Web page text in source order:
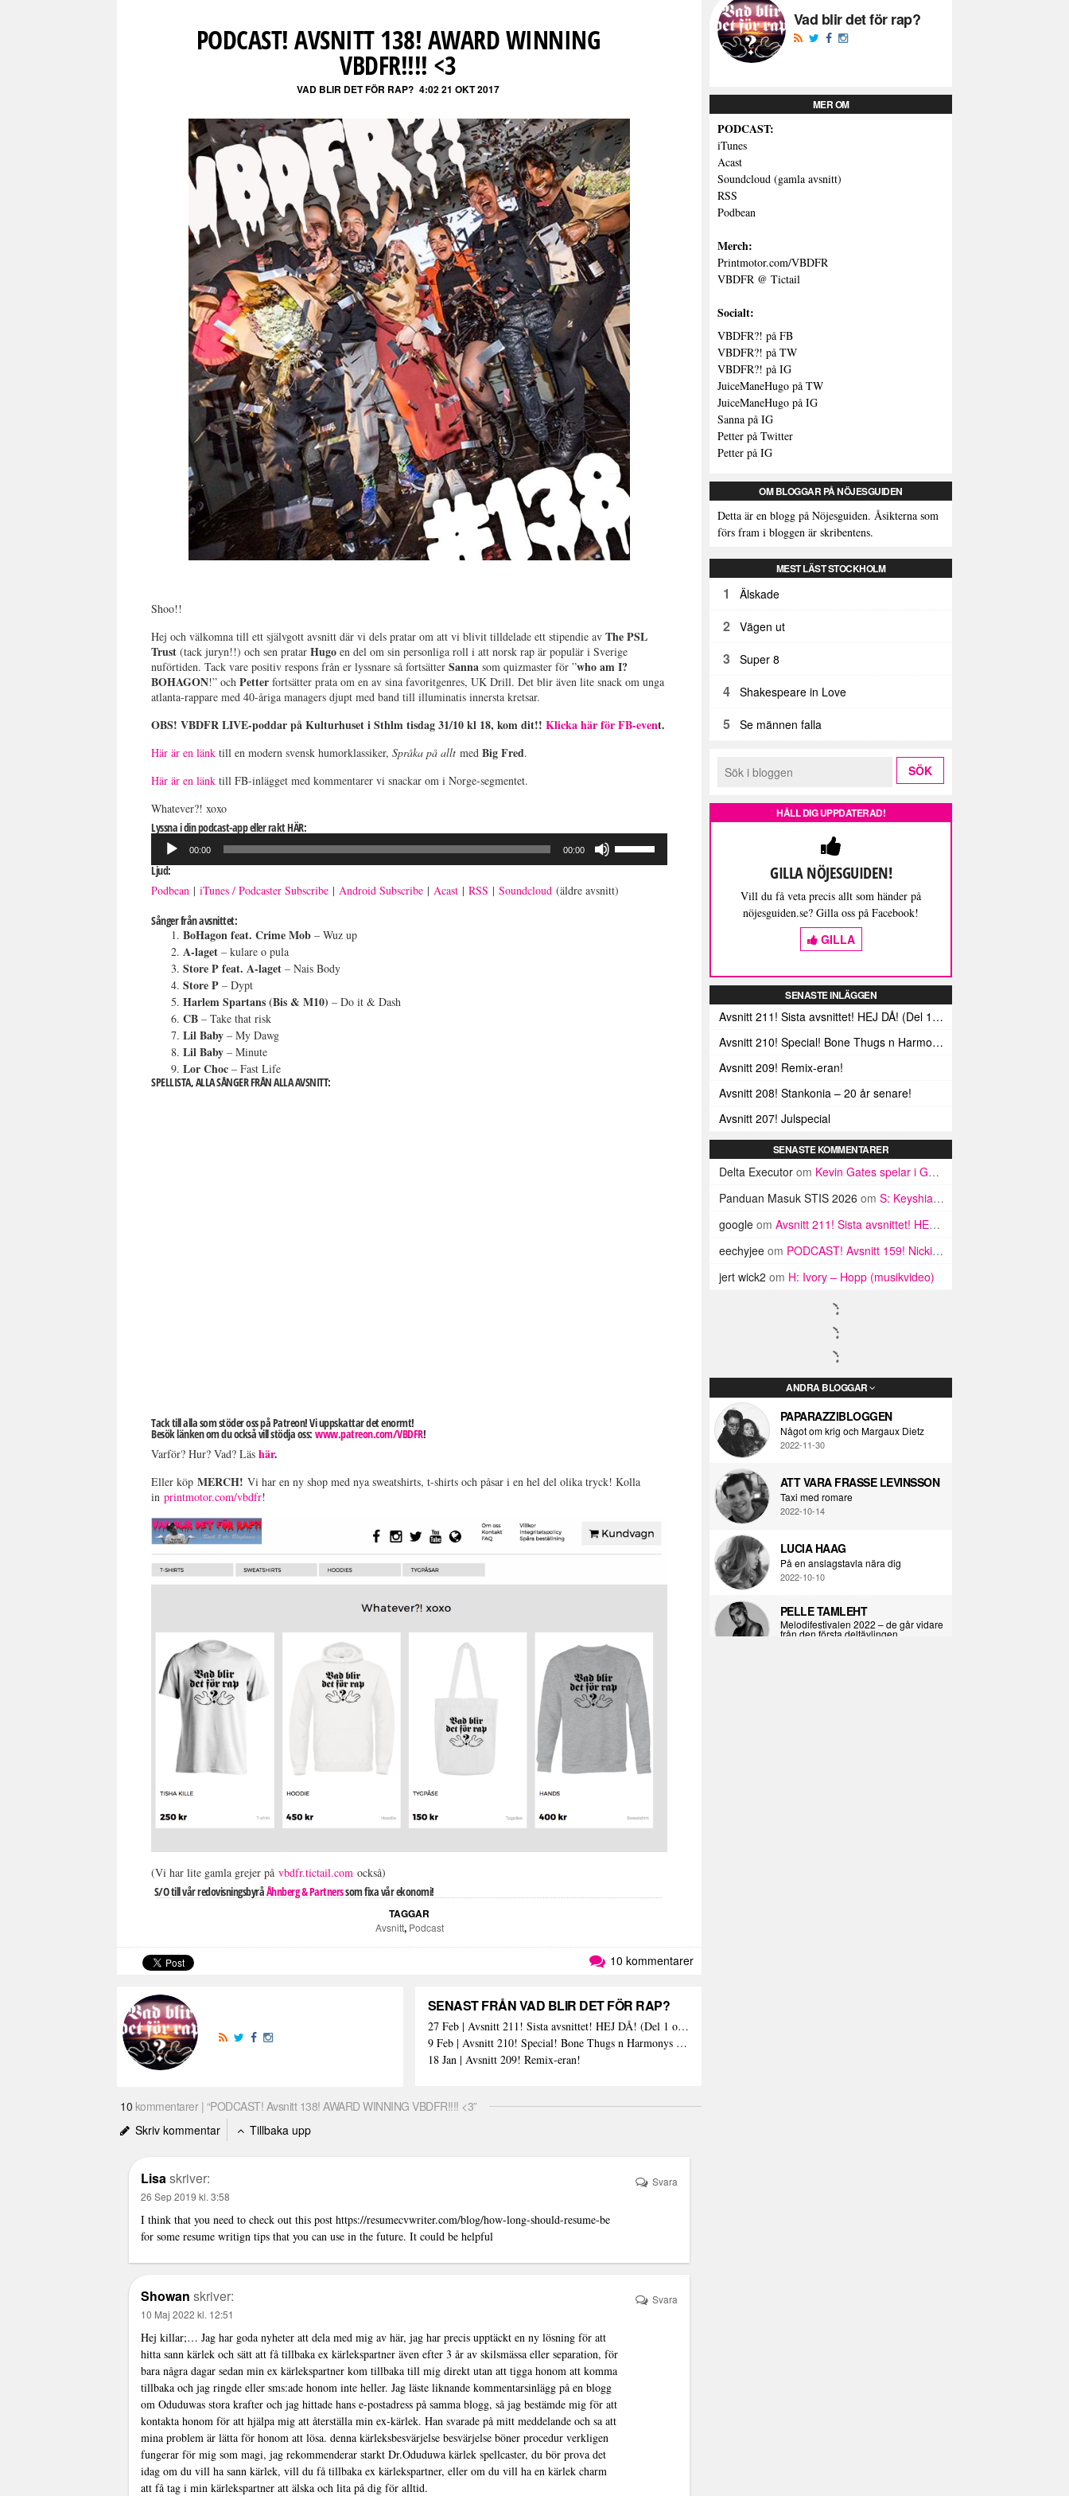
PODCAST! AVSNITT 138! AWARD WINNING
VBDFR!!!! <3
VAD BLIR DET FÖR RAP? 4:02 21 OKT 2017
Shoo!!
Hej och välkomna till ett självgott avsnitt där vi dels pratar om att vi blivit tilldelade ett stipendie avThe PSL
Trust (tack juryn!!) och sen pratarHugo en del om sin personliga roll i att norsk rap är populär i Sverige
nuförtiden. Tack vare positiv respons från er lyssnare så fortsätterSanna som quizmaster för ”who am I?
BOHAGON!” ochPetter fortsätter prata om en av sina favoritgenres, UK Drill. Det blir även lite snack om unga
atlanta-rappare med 40-åriga managers djupt med band till illuminatis innersta kretsar.
OBS! VBDFR LIVE-poddar på Kulturhuset i Sthlm tisdag 31/10 kl 18, kom dit!!Klicka här för FB-event.
Här är en länk till en modern svensk humorklassiker,Språka på allt medBig Fred.
Här är en länk till FB-inlägget med kommentarer vi snackar om i Norge-segmentet.
Whatever?! xoxo
Lyssna i din podcast-app eller rakt HÄR:
Ljudspelare
00:00 00:00
för
Ljud:
Podbean |iTunes / Podcaster Subscribe | Android Subscribe | Acast |RSS |Soundcloud (äldre avsnitt)
Sånger från avsnittet:
BoHagon feat. Crime Mob – Wuz up
A-laget – kulare o pula
Store P feat. A-laget – Nais Body
Store P – Dypt
Harlem Spartans (Bis & M10) – Do it & Dash
CB – Take that risk
Lil Baby – My Dawg
Lil Baby – Minute
Lor Choc – Fast Life
SPELLISTA, ALLA SÅNGER FRÅN ALLA AVSNITT:
Tack till alla som stöder oss på Patreon! Vi uppskattar det enormt!
Besök länken om du också vill stödja oss:www.patreon.com/VBDFR!
Varför? Hur? Vad? Läshär.
Eller köpMERCH! Vi har en ny shop med nya sweatshirts, t-shirts och påsar i en hel del olika tryck! Kolla
inprintmotor.com/vbdfr!
(Vi har lite gamla grejer påvbdfr.tictail.com också)
S/O till vår redovisningsbyråÅhnberg & Partnerssom fixa vår ekonomi!
TAGGAR
Avsnitt, Podcast
10 kommentarer
SENAST FRÅN VAD BLIR DET FÖR RAP?
27 Feb | Avsnitt 211! Sista avsnittet! HEJ DÅ! (Del 1 och 2)
9 Feb | Avsnitt 210! Special! Bone Thugs n Harmonys album E.1999 Eternal
18 Jan | Avsnitt 209! Remix-eran!
10 kommentarer | “PODCAST! Avsnitt 138! AWARD WINNING VBDFR!!!! <3”
Skriv kommentar
Tillbaka upp
Lisaskriver:
26 Sep 2019 kl. 3:58
I think that you need to check out this post https://resumecvwriter.com/blog/how-long-should-resume-be
for some resume writign tips that you can use in the future. It could be helpful
Svara
Showan skriver:
10 Maj 2022 kl. 12:51
Hej killar;… Jag har goda nyheter att dela med mig av här, jag har precis upptäckt en ny lösning för att
hitta sann kärlek och sätt att få tillbaka ex kärlekspartner även efter 3 år av skilsmässa eller separation, för
bara några dagar sedan min ex kärlekspartner kom tillbaka till mig direkt utan att tigga honom att komma
tillbaka och jag ringde eller sms:ade honom inte heller. Jag läste liknande kommentarsinlägg på en blogg
om Oduduwas stora krafter och jag hittade hans e-postadress på samma blogg, så jag bestämde mig för att
kontakta honom för att hjälpa mig att återställa min ex-kärlek. Han svarade på mitt meddelande och sa att
mina problem är lätta för honom att lösa. denna kärleksbesvärjelse besvärjelse böner procedur verkligen
fungerar för mig som magi, jag rekommenderar starkt Dr.Oduduwa kärlek spellcaster, du bör prova det
idag om du vill ha sann kärlek, vill du få tillbaka ex kärlekspartner, eller om du vill ha en kärlek charm
att få tag i min kärlekspartner att älska och lita på dig för alltid.
Svara
Vad blir det för rap?
MER OM
PODCAST:
iTunes
Acast
Soundcloud (gamla avsnitt)
RSS
Podbean
Merch:
Printmotor.com/VBDFR
VBDFR @ Tictail
Socialt:
VBDFR?! på FB
VBDFR?! på TW
VBDFR?! på IG
JuiceManeHugo på TW
JuiceManeHugo på IG
Sanna på IG
Petter på Twitter
Petter på IG
OM BLOGGAR PÅ NÖJESGUIDEN
Detta är en blogg på Nöjesguiden. Åsikterna som
förs fram i bloggen är skribentens.
MEST LÄST STOCKHOLM
1 Älskade
2 Vägen ut
3 Super 8
4 Shakespeare in Love
5 Se männen falla
HÅLL DIG UPPDATERAD!
GILLA NÖJESGUIDEN!
Vill du få veta precis allt som händer på
nöjesguiden.se? Gilla oss på Facebook!
GILLA
SENASTE INLÄGGEN
Avsnitt 211! Sista avsnittet! HEJ DÅ! (Del 1 och 2)
Avsnitt 210! Special! Bone Thugs n Harmonys album E.1999 Eternal
Avsnitt 209! Remix-eran!
Avsnitt 208! Stankonia – 20 år senare!
Avsnitt 207! Julspecial
SENASTE KOMMENTARER
Delta Executor om Kevin Gates spelar i GBG på onsdag
Panduan Masuk STIS 2026 om S: Keyshia Cole, K. Michelle och ratchetifieringen av rnb
google om Avsnitt 211! Sista avsnittet! HEJ DÅ! (Del 1 och 2)
eechyjee om PODCAST! Avsnitt 159! Nicki Minaj-specialen!
jert wick2 om H: Ivory – Hopp (musikvideo)
ANDRA BLOGGAR
PAPARAZZIBLOGGEN
Något om krig och Margaux Dietz
2022-11-30
ATT VARA FRASSE LEVINSSON
Taxi med romare
2022-10-14
LUCIA HAAG
På en anslagstavla nära dig
2022-10-10
PELLE TAMLEHT
Melodifestivalen 2022 – de går vidare
från den första deltävlingen